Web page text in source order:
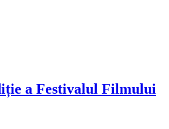
a Festivalul Filmului